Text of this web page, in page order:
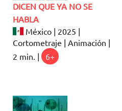
DICEN QUE YA NO SE
HABLA
México | 2025 |
Cortometraje | Animación |
2 min. |
6+